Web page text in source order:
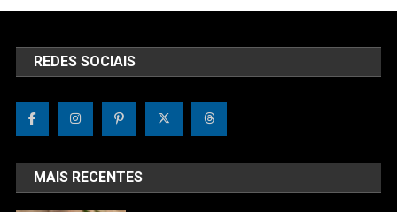
REDES SOCIAIS
MAIS RECENTES